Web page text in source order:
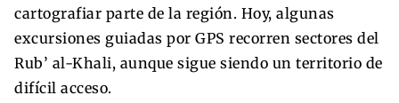
cartografiar parte de la región. Hoy, algunas
excursiones guiadas por GPS recorren sectores del
Rub’ al-Khali, aunque sigue siendo un territorio de
difícil acceso.